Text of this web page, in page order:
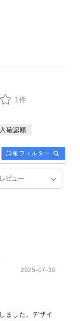
1件
詳細フィルター
確認順
2025-07-30
ました。デザイ